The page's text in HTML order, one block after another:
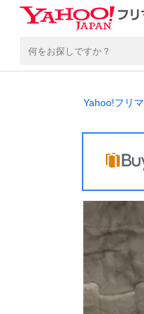
Yahoo!フリマ